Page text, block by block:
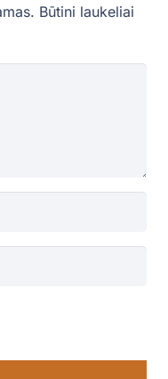
Būtini laukeliai